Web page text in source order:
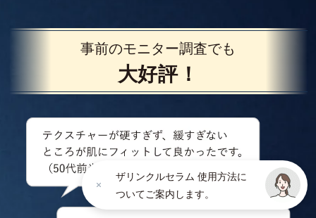
事前のモニター調査でも
大好評！
ザリンクルセラム 使用方法に
ついてご案内します。